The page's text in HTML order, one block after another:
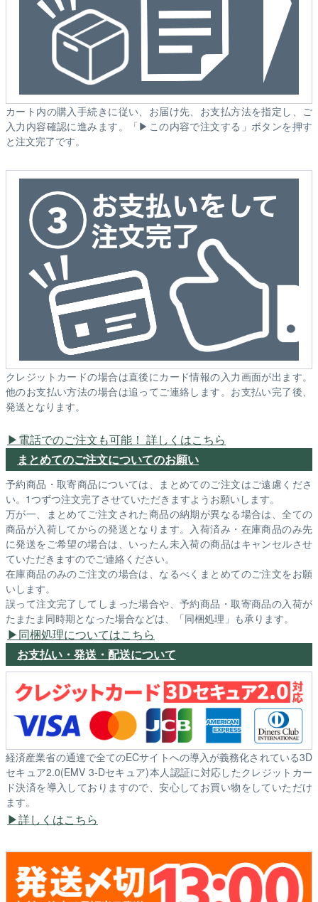
カート内の購入手続きに従い、お届け先、お支払方法を指定し、ご
入力内容確認に進みます。「▶この内容で注文する」ボタンを押す
と注文完了です。
クレジットカードの場合は直後にカード情報の入力画面が出ます。
他のお支払い方法の場合は追ってご連絡します。お支払い完了後、
発送となります。
電話でのご注文も可能！ 詳しくはこちら
まとめてのご注文についてのお願い
予約商品・取寄商品については、まとめてのご注文はご遠慮くださ
い。1つずつ注文完了させていただきますようお願いします。
万が一、まとめてご注文された商品の納期が異なる場合は、全ての
商品が入荷してからの発送となります。入荷済み・在庫商品のみ先
に発送をご希望の場合は、いったん未入荷の商品はキャンセルさせ
ていただきますのでご連絡ください。
在庫商品のみのご注文の場合は、なるべくまとめてのご注文をお願
いします。
誤って注文完了してしまった場合や、予約商品・取寄商品の入荷が
たまたま同時期となった場合などは、「同梱処理」も承ります。
同梱処理についてはこちら
お支払い・発送・配送について
経済産業省の通達で全てのECサイトへの導入が義務化されている3D
セキュア2.0(EMV 3-Dセキュア)本人認証に対応したクレジットカー
ド決済を導入しておりますので、安心してお買い物をしていただけ
ます。
詳しくはこちら